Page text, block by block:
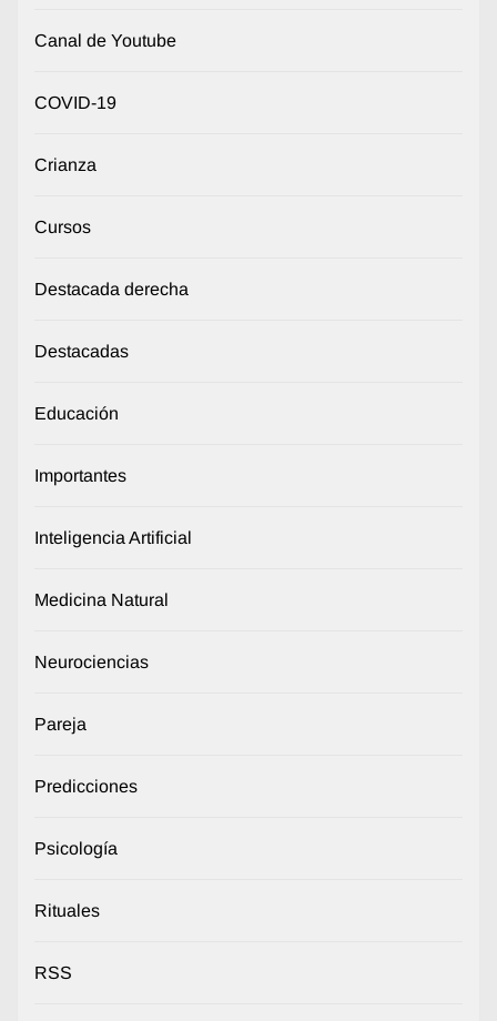
Canal de Youtube
COVID-19
Crianza
Cursos
Destacada derecha
Destacadas
Educación
Importantes
Inteligencia Artificial
Medicina Natural
Neurociencias
Pareja
Predicciones
Psicología
Rituales
RSS